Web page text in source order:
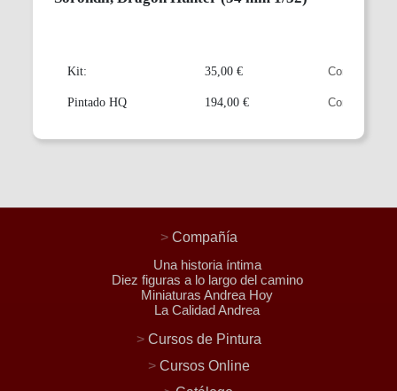
Kit: 35,00 €
Pintado HQ 194,00 €
> Compañía
Una historia íntima
Diez figuras a lo largo del camino
Miniaturas Andrea Hoy
La Calidad Andrea
> Cursos de Pintura
> Cursos Online